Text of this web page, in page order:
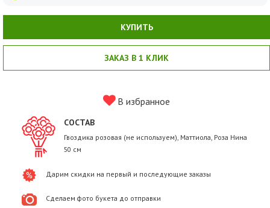
КУПИТЬ
ЗАКАЗ В 1 КЛИК
В избранное
СОСТАВ
Гвоздика розовая (не используем), Маттиола, Роза Нина
50 см
Дарим скидки на первый и последующие заказы
Сделаем фото букета до отправки